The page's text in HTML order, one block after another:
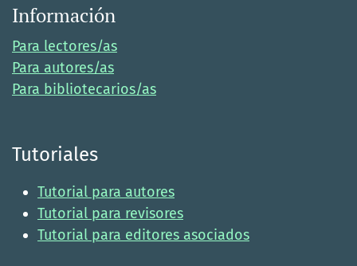
Información
Para lectores/as
Para autores/as
Para bibliotecarios/as
Tutoriales
Tutorial para autores
Tutorial para revisores
Tutorial para editores asociados